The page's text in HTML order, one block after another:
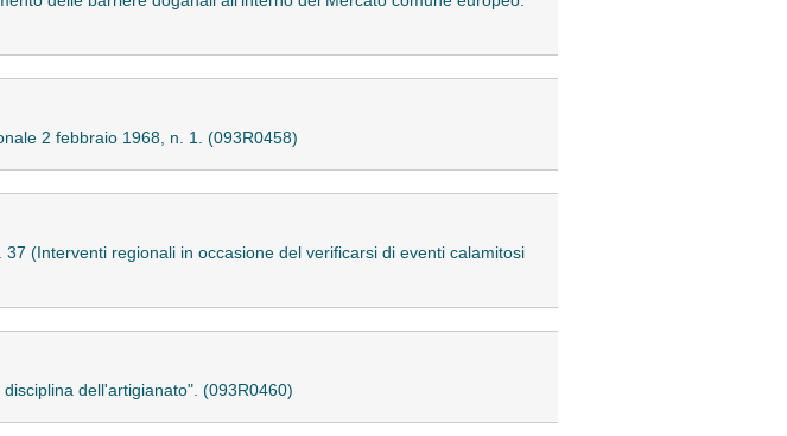
2 febbraio 1968, n. 1. (093R0458)
(Interventi regionali in occasione del verificarsi di eventi calamitosi
dell'artigianato". (093R0460)